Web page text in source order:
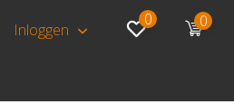
Inloggen
0 0